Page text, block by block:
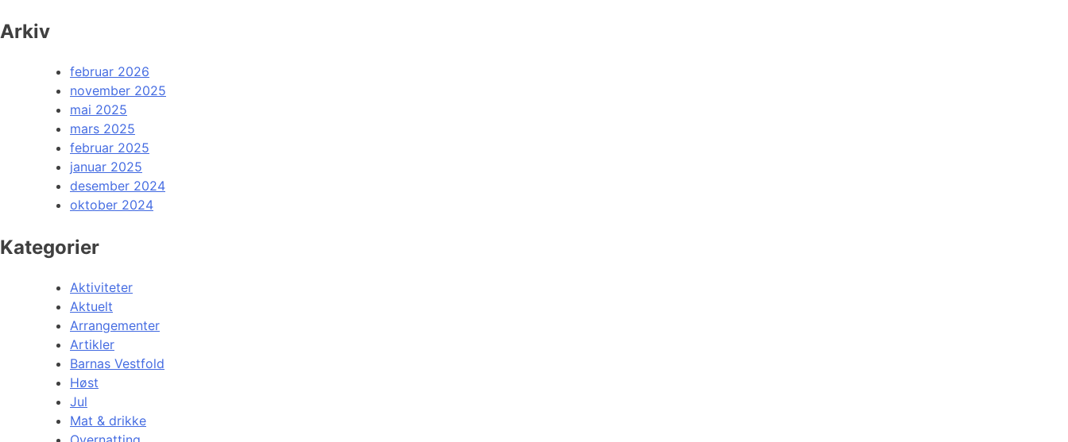
Arkiv
februar 2026
november 2025
mai 2025
mars 2025
februar 2025
januar 2025
desember 2024
oktober 2024
Kategorier
Aktiviteter
Aktuelt
Arrangementer
Artikler
Barnas Vestfold
Høst
Jul
Mat & drikke